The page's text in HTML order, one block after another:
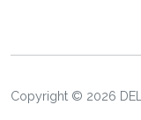
Copyright © 2026